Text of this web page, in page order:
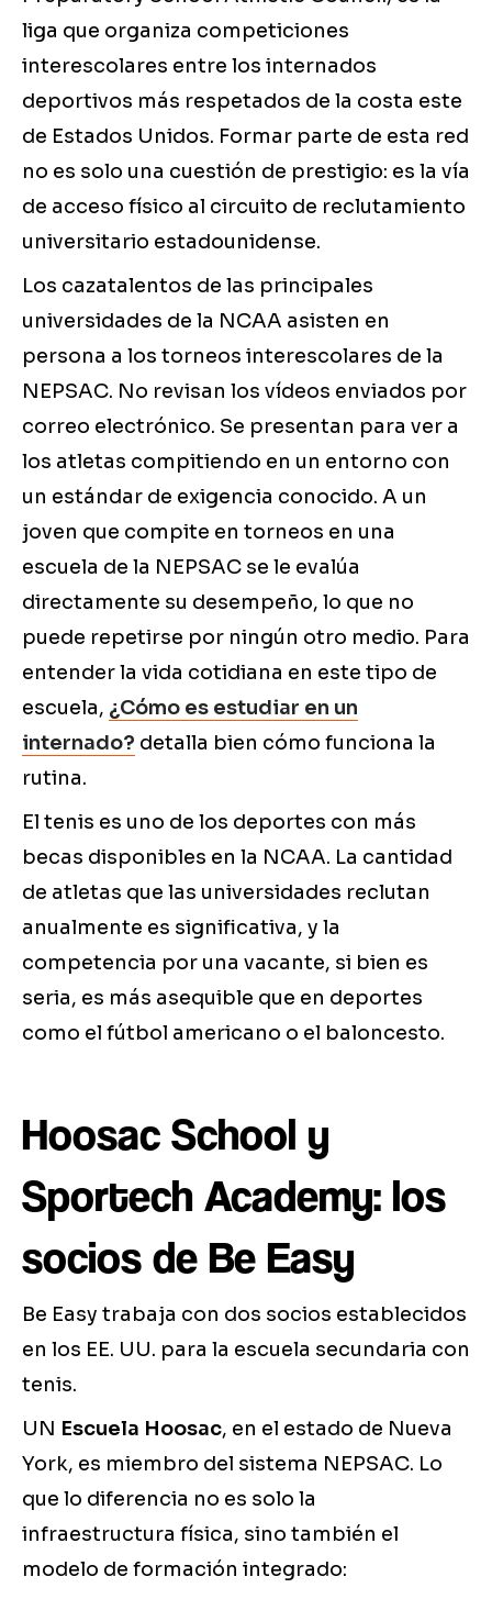
liga que organiza competiciones
interescolares entre los internados
deportivos más respetados de la costa este
de Estados Unidos. Formar parte de esta red
no es solo una cuestión de prestigio: es la vía
de acceso físico al circuito de reclutamiento
universitario estadounidense.
Los cazatalentos de las principales
universidades de la NCAA asisten en
persona a los torneos interescolares de la
NEPSAC. No revisan los vídeos enviados por
correo electrónico. Se presentan para ver a
los atletas compitiendo en un entorno con
un estándar de exigencia conocido. A un
joven que compite en torneos en una
escuela de la NEPSAC se le evalúa
directamente su desempeño, lo que no
puede repetirse por ningún otro medio. Para
entender la vida cotidiana en este tipo de
escuela, ¿Cómo es estudiar en un
internado? detalla bien cómo funciona la
rutina.
El tenis es uno de los deportes con más
becas disponibles en la NCAA. La cantidad
de atletas que las universidades reclutan
anualmente es significativa, y la
competencia por una vacante, si bien es
seria, es más asequible que en deportes
como el fútbol americano o el baloncesto.
Hoosac School y
Sportech Academy: los
socios de Be Easy
Be Easy trabaja con dos socios establecidos
en los EE. UU. para la escuela secundaria con
tenis.
UN Escuela Hoosac, en el estado de Nueva
York, es miembro del sistema NEPSAC. Lo
que lo diferencia no es solo la
infraestructura física, sino también el
modelo de formación integrado: